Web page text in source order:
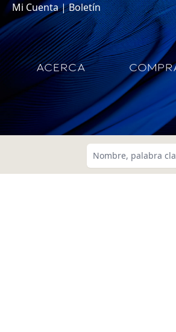
Mi Cuenta|Boletín
ACERCA